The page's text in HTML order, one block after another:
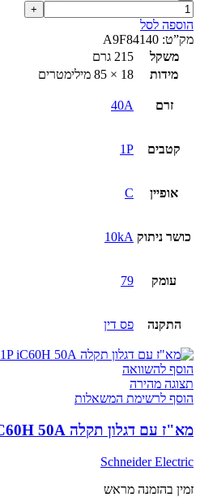
הוספה לסל
מק”ט: A9F84140
משקל
215 גרם
מידות
18 × 85 מילימטרים
זרם 40A
קטבים 1P
אופיין C
כושר ניתוק 10kA
עומק 79
התקנה פס דין
הוסף להשוואה
תצוגה מהירה
הוסף לרשימת המשאלות
מא"ז עם דגלון תקלה 1P iC60H 50A
Schneider Electric
זמין בהזמנה מראש